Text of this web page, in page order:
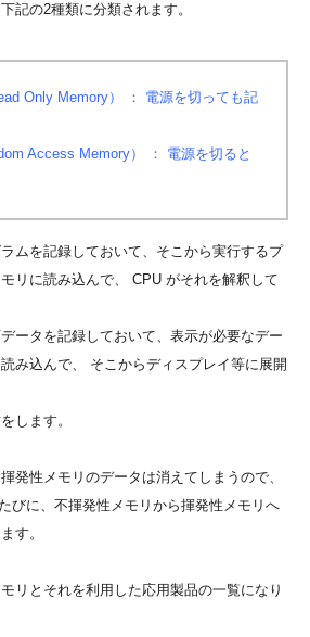
記の2種類に分類されます。
Only Memory） ： 電源を切っても記
Access Memory） ： 電源を切ると
ムを記録しておいて、そこから実行するプ
リに読み込んで、 CPU がそれを解釈して
ータを記録しておいて、表示が必要なデー
み込んで、 そこからディスプレイ等に展開
します。
発性メモリのデータは消えてしまうので、
びに、不揮発性メモリから揮発性メモリへ
す。
リとそれを利用した応用製品の一覧になり